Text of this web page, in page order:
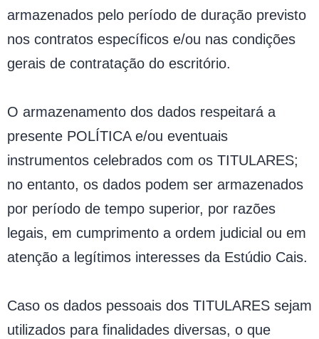
armazenados pelo período de duração previsto
nos contratos específicos e/ou nas condições
gerais de contratação do escritório.
O armazenamento dos dados respeitará a
presente POLÍTICA e/ou eventuais
instrumentos celebrados com os TITULARES;
no entanto, os dados podem ser armazenados
por período de tempo superior, por razões
legais, em cumprimento a ordem judicial ou em
atenção a legítimos interesses da Estúdio Cais.
Caso os dados pessoais dos TITULARES sejam
utilizados para finalidades diversas, o que